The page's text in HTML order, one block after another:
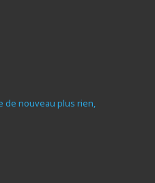
de nouveau plus rien,